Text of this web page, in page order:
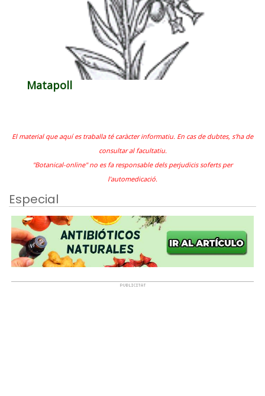
Matapoll
El material que aquí es traballa té caràcter informatiu. En cas de dubtes, s'ha de
consultar al facultatiu.
"Botanical-online" no es fa responsable dels perjudicis soferts per
l'automedicació.
Especial